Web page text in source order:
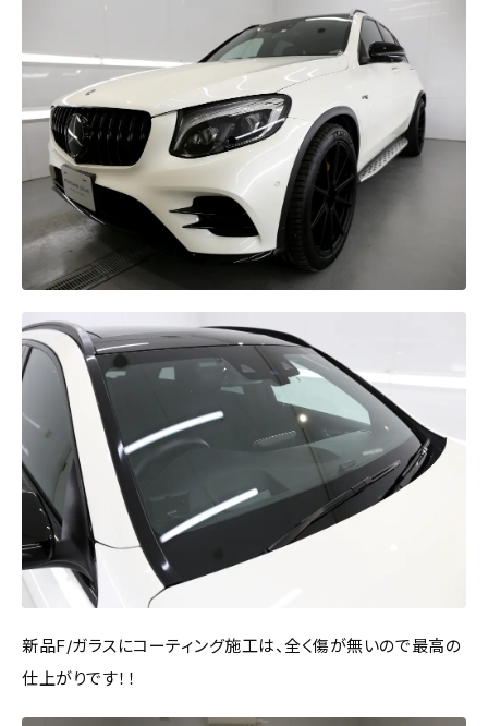
新品F/ガラスにコーティング施工は、全く傷が無いので最高の
仕上がりです！！